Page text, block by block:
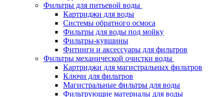
Фильтры для питьевой воды
Картриджи для воды
Системы обратного осмоса
Фильтры для воды под мойку
Фильтры-кувшины
Фитинги и аксессуары для фильтров
Фильтры механической очистки воды
Картриджи для магистральных фильтров
Ключи для фильтров
Магистральные фильтры для воды
Фильтрующие материалы для воды